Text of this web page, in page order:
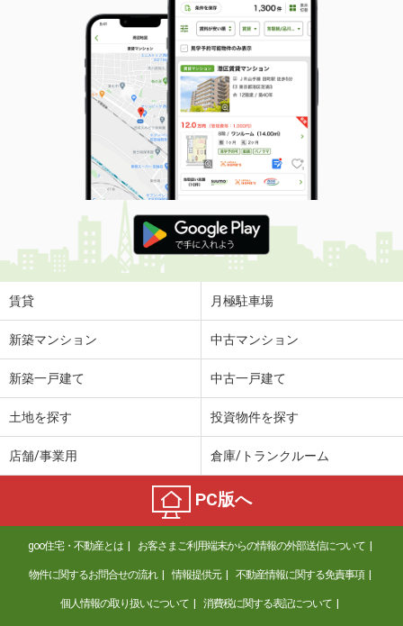
賃貸 月極駐車場
新築マンション 中古マンション
新築一戸建て 中古一戸建て
土地を探す 投資物件を探す
店舗/事業用 倉庫/トランクルーム
PC版へ
goo住宅・不動産とは お客さまご利用端末からの情報の外部送信について
物件に関するお問合せの流れ 情報提供元 不動産情報に関する免責事項
個人情報の取り扱いについて 消費税に関する表記について